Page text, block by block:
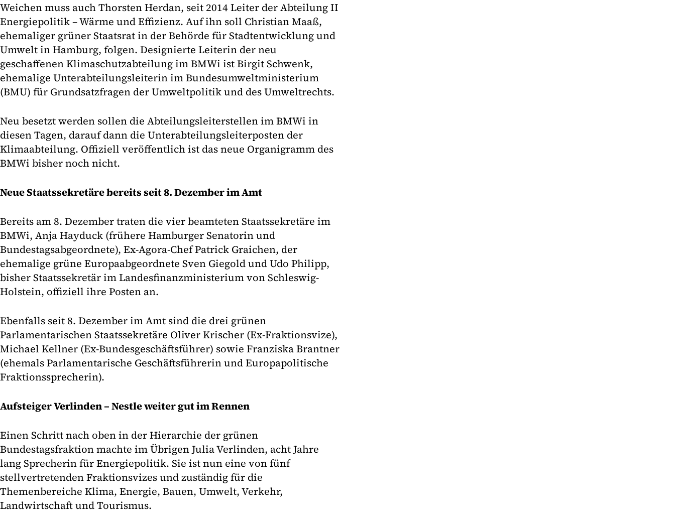
Weichen muss auch Thorsten Herdan, seit 2014 Leiter der Abteilung II
Energiepolitik – Wärme und Effizienz. Auf ihn soll Christian Maaß,
ehemaliger grüner Staatsrat in der Behörde für Stadtentwicklung und
Umwelt in Hamburg, folgen. Designierte Leiterin der neu
geschaffenen Klimaschutzabteilung im BMWi ist Birgit Schwenk,
ehemalige Unterabteilungsleiterin im Bundesumweltministerium
(BMU) für Grundsatzfragen der Umweltpolitik und des Umweltrechts.
Neu besetzt werden sollen die Abteilungsleiterstellen im BMWi in
diesen Tagen, darauf dann die Unterabteilungsleiterposten der
Klimaabteilung. Offiziell veröffentlich ist das neue Organigramm des
BMWi bisher noch nicht.
Neue Staatssekretäre bereits seit 8. Dezember im Amt
Bereits am 8. Dezember traten die vier beamteten Staatssekretäre im
BMWi, Anja Hayduck (frühere Hamburger Senatorin und
Bundestagsabgeordnete), Ex-Agora-Chef Patrick Graichen, der
ehemalige grüne Europaabgeordnete Sven Giegold und Udo Philipp,
bisher Staatssekretär im Landesfinanzministerium von Schleswig-
Holstein, offiziell ihre Posten an.
Ebenfalls seit 8. Dezember im Amt sind die drei grünen
Parlamentarischen Staatssekretäre Oliver Krischer (Ex-Fraktionsvize),
Michael Kellner (Ex-Bundesgeschäftsführer) sowie Franziska Brantner
(ehemals Parlamentarische Geschäftsführerin und Europapolitische
Fraktionssprecherin).
Aufsteiger Verlinden – Nestle weiter gut im Rennen
Einen Schritt nach oben in der Hierarchie der grünen
Bundestagsfraktion machte im Übrigen Julia Verlinden, acht Jahre
lang Sprecherin für Energiepolitik. Sie ist nun eine von fünf
stellvertretenden Fraktionsvizes und zuständig für die
Themenbereiche Klima, Energie, Bauen, Umwelt, Verkehr,
Landwirtschaft und Tourismus.